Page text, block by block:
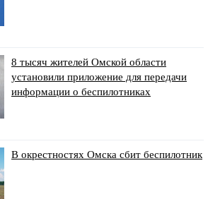
8 тысяч жителей Омской области
установили приложение для передачи
информации о беспилотниках
В окрестностях Омска сбит беспилотник